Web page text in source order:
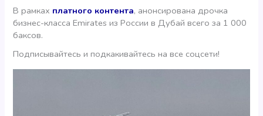
В рамках платного контента, анонсирована дрочка
бизнес-класса Emirates из России в Дубай всего за 1 000
баксов.
Подписывайтесь и подкакивайтесь на все соцсети!